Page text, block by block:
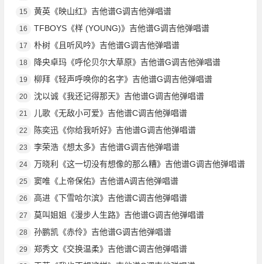
15 黄英《映山红》吉他谱G调吉他弹唱谱
16 TFBOYS《样 (YOUNG)》吉他谱G调吉他弹唱谱
17 朴树《且听风吟》吉他谱G调吉他弹唱谱
18 降央卓玛《呼伦贝尔大草原》吉他谱G调吉他弹唱谱
19 柳拜《轻声呼唤你的名字》吉他谱G调吉他弹唱谱
20 沈以诚《我还记得那天》吉他谱G调吉他弹唱谱
21 儿歌《无敌小可爱》吉他谱C调吉他弹唱谱
22 陈奕迅《你给我听好》吉他谱G调吉他弹唱谱
23 李荣浩《想太多》吉他谱G调吉他弹唱谱
24 万晓利《这一切没有想像的那么糟》吉他谱G调吉他弹唱谱
25 窦唯《上帝保佑》吉他谱A调吉他弹唱谱
26 高进《下雪哈尔滨》吉他谱C调吉他弹唱谱
27 莫叫姐姐《漫步人生路》吉他谱G调吉他弹唱谱
28 孙鹏凯《赤伶》吉他谱G调吉他弹唱谱
29 郑秀文《交换温柔》吉他谱C调吉他弹唱谱